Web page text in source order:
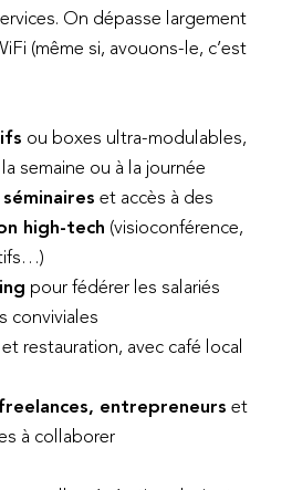
On dépasse largement
(même si, avouons-le, c’est
ou boxes ultra-modulables,
semaine ou à la journée
séminaires et accès à des
high-tech (visioconférence,
pour fédérer les salariés
conviviales
restauration, avec café local
entrepreneurs et
à collaborer